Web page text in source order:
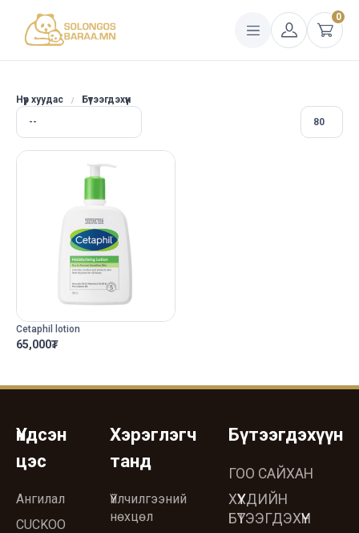
0
Нүүр хуудас Бүтээгдэхүүн
Cetaphil lotion
65,000₮
Үндсэн
цэс
Ангилал
CUCKOO
Хэрэглэгч
танд
Үйлчилгээний
нөхцөл
Бүтээгдэхүүн
ГОО САЙХАН
ХҮҮХДИЙН
БҮТЭЭГДЭХҮҮН